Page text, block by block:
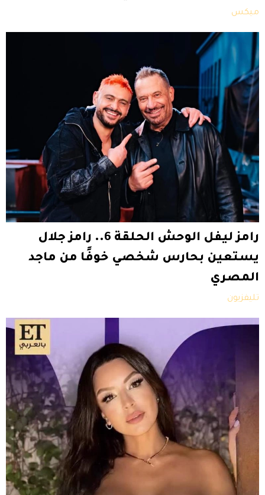
ميكس
رامز ليفل الوحش الحلقة 6.. رامز جلال
يستعين بحارس شخصي خوفًا من ماجد
المصري
تليفزيون